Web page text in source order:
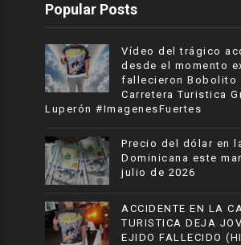
Popular Posts
Vídeo del trágico
desde el momento
fallecieron Bobolito
Carretera Turistica
Luperón #ImagenesFuertes
Precio del dólar en
Dominicana este
julio de 2026
ACCIDENTE EN LA
TURISTICA DEJA
EJIDO FALLECIDO